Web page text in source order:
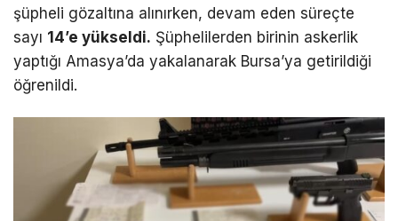
şüpheli gözaltına alınırken, devam eden süreçte
sayı 14’e yükseldi. Şüphelilerden birinin askerlik
yaptığı Amasya’da yakalanarak Bursa’ya getirildiği
öğrenildi.